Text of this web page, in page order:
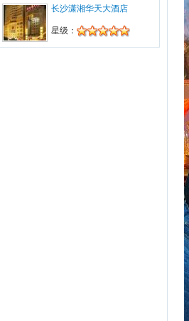
1330244****预订的【五星+亚特兰蒂
斯】广州起止-迪拜豪华6天4晚旅游2张已
经回传确认。请打印电子票前往。订单编
号为：201511****406。
长沙潇湘华天大酒店
星级：